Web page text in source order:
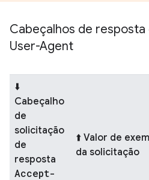
Cabeçalhos de
User-Agent
⬇️
Cabeçalho
de
solicitação
de
resposta
Accept-
⬆️ Valor de
da solicitação